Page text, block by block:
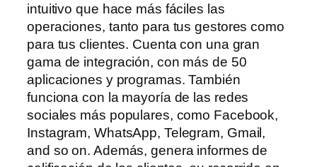
intuitivo que hace más fáciles las
operaciones, tanto para tus gestores como
para tus clientes. Cuenta con una gran
gama de integración, con más de 50
aplicaciones y programas. También
funciona con la mayoría de las redes
sociales más populares, como Facebook,
Instagram, WhatsApp, Telegram, Gmail,
and so on. Además, genera informes de